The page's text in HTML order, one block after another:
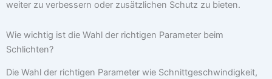
weiter zu verbessern oder zusätzlichen Schutz zu bieten.
Wie wichtig ist die Wahl der richtigen Parameter beim
Schlichten?
Die Wahl der richtigen Parameter wie Schnittgeschwindigkeit,